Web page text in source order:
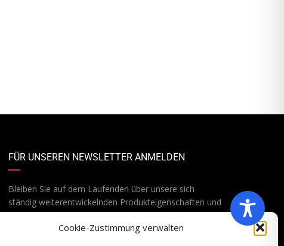
Cookie-Zustimmung verwalten
FÜR UNSEREN NEWSLETTER ANMELDEN
Bleiben Sie auf dem Laufenden über unsere sich
ständig weiterentwickelnden Produkteigenschaften und
Technologien. Geben Sie Ihre E-Mail-Adresse ein und
abonnieren Sie unseren Newsletter.